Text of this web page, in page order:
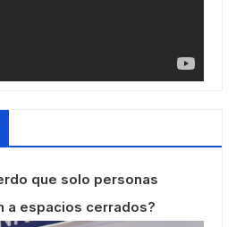
que solo personas
a espacios cerrados?